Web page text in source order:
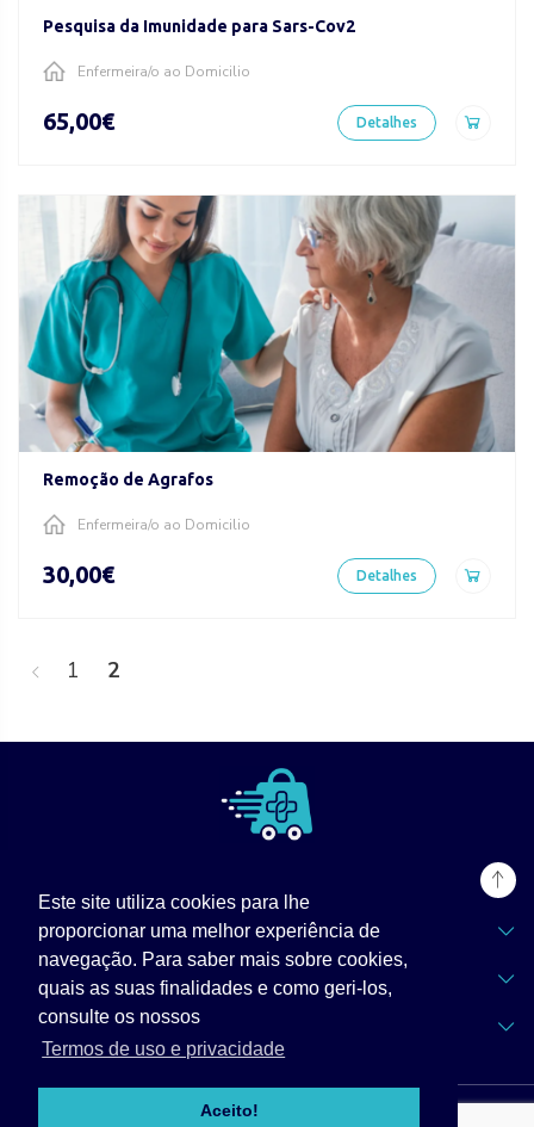
Este site utiliza cookies para lhe
proporcionar uma melhor experiência de
navegação. Para saber mais sobre cookies,
quais as suas finalidades e como geri-los,
consulte os nossos
Termos de uso e privacidade
Aceito!
Pesquisa da Imunidade para Sars-Cov2
Enfermeira/o ao Domicilio
65,00€ Detalhes
Remoção de Agrafos
Enfermeira/o ao Domicilio
30,00€ Detalhes
1 2
TPZ Labs
Informações
Apoio ao Cliente
© 2026 TPZLabs - Trapezio do Sucesso |